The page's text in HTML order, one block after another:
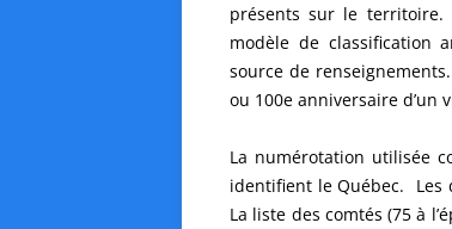
présents sur le territoire.
modèle de classification
source de
ou 100e anniversaire d’un
La numérotation utilisée
identifient le Québec. Les
La liste des comtés (75 à